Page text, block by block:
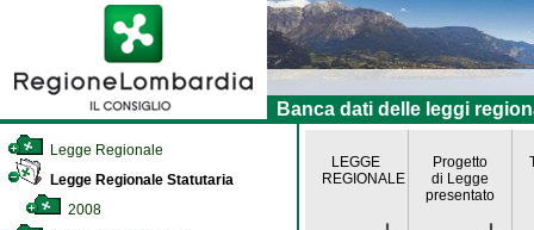
Banca dati delle leggi
Legge Regionale
Legge Regionale Statutaria
2008
LEGGE
REGIONALE
Progetto
di Legge
presentato